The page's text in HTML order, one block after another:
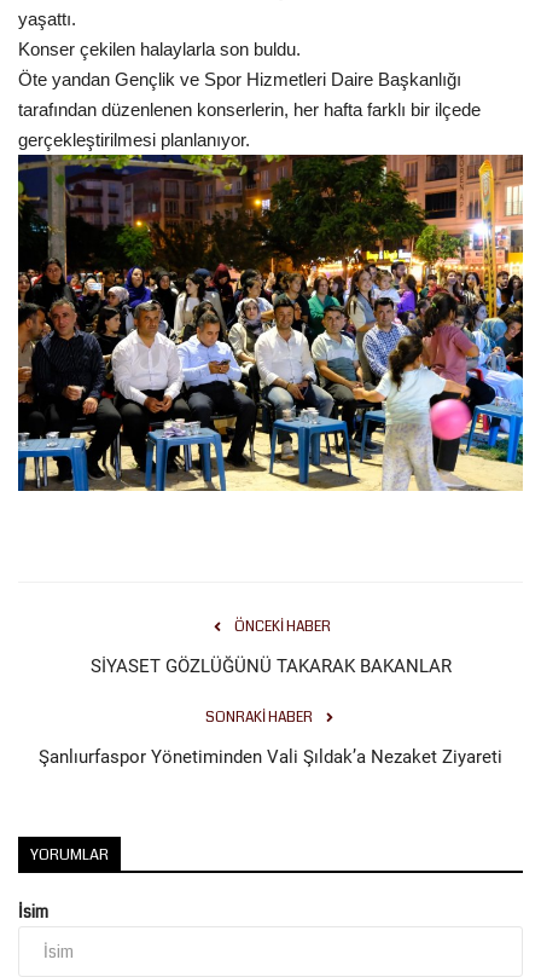
yaşattı.
Konser çekilen halaylarla son buldu.
Öte yandan Gençlik ve Spor Hizmetleri Daire Başkanlığı
tarafından düzenlenen konserlerin, her hafta farklı bir ilçede
gerçekleştirilmesi planlanıyor.
ÖNCEKI HABER
SİYASET GÖZLÜĞÜNÜ TAKARAK BAKANLAR
SONRAKI HABER
Şanlıurfaspor Yönetiminden Vali Şıldak’a Nezaket Ziyareti
YORUMLAR
İsim